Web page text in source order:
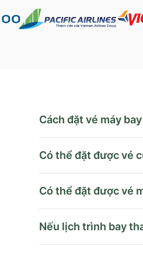
Cách đặt vé máy
Có thể đặt được vé
Có thể đặt được vé
Nếu lịch trình bay